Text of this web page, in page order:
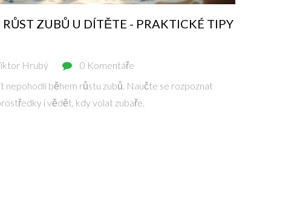
ZUBŮ U DÍTĚTE - PRAKTICKÉ TIPY
Hrubý
0 Komentáře
nepohodlí během růstu zubů. Naučte se rozpoznat
i vědět, kdy volat zubaře.